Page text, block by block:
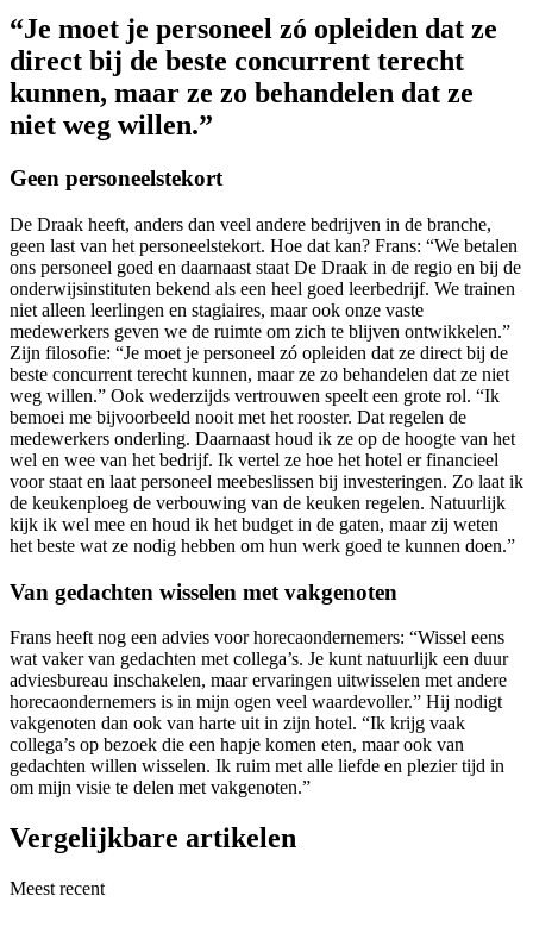
“Je moet je personeel zó opleiden dat ze
direct bij de beste concurrent terecht
kunnen, maar ze zo behandelen dat ze
niet weg willen.”
Geen personeelstekort
De Draak heeft, anders dan veel andere bedrijven in de branche,
geen last van het personeelstekort. Hoe dat kan? Frans: “We betalen
ons personeel goed en daarnaast staat De Draak in de regio en bij de
onderwijsinstituten bekend als een heel goed leerbedrijf. We trainen
niet alleen leerlingen en stagiaires, maar ook onze vaste
medewerkers geven we de ruimte om zich te blijven ontwikkelen.”
Zijn filosofie: “Je moet je personeel zó opleiden dat ze direct bij de
beste concurrent terecht kunnen, maar ze zo behandelen dat ze niet
weg willen.” Ook wederzijds vertrouwen speelt een grote rol. “Ik
bemoei me bijvoorbeeld nooit met het rooster. Dat regelen de
medewerkers onderling. Daarnaast houd ik ze op de hoogte van het
wel en wee van het bedrijf. Ik vertel ze hoe het hotel er financieel
voor staat en laat personeel meebeslissen bij investeringen. Zo laat ik
de keukenploeg de verbouwing van de keuken regelen. Natuurlijk
kijk ik wel mee en houd ik het budget in de gaten, maar zij weten
het beste wat ze nodig hebben om hun werk goed te kunnen doen.”
Van gedachten wisselen met vakgenoten
Frans heeft nog een advies voor horecaondernemers: “Wissel eens
wat vaker van gedachten met collega’s. Je kunt natuurlijk een duur
adviesbureau inschakelen, maar ervaringen uitwisselen met andere
horecaondernemers is in mijn ogen veel waardevoller.” Hij nodigt
vakgenoten dan ook van harte uit in zijn hotel. “Ik krijg vaak
collega’s op bezoek die een hapje komen eten, maar ook van
gedachten willen wisselen. Ik ruim met alle liefde en plezier tijd in
om mijn visie te delen met vakgenoten.”
Vergelijkbare artikelen
Meest recent